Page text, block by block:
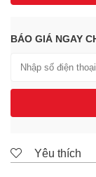
BÁO GIÁ NGAY
Yêu thích